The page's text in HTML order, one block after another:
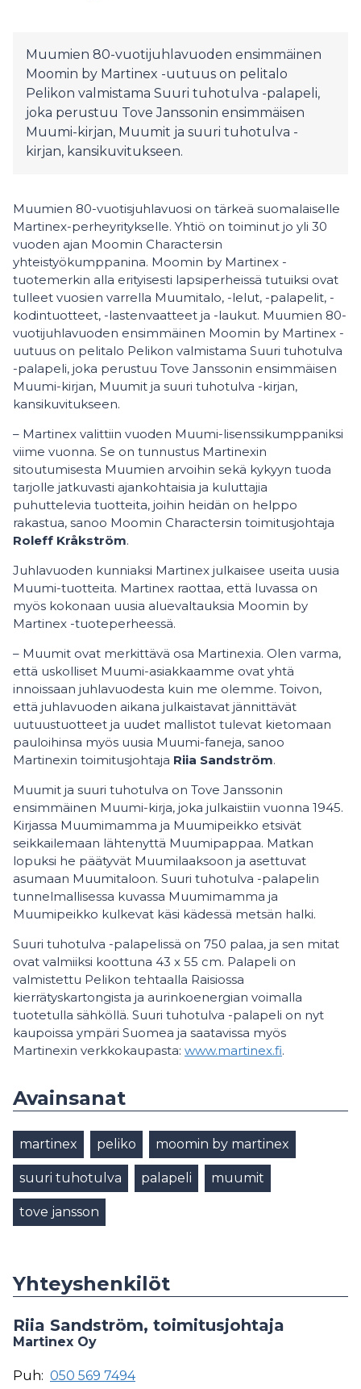
Muumien 80-vuotijuhlavuoden ensimmäinen
Moomin by Martinex -uutuus on pelitalo
Pelikon valmistama Suuri tuhotulva -palapeli,
joka perustuu Tove Janssonin ensimmäisen
Muumi-kirjan, Muumit ja suuri tuhotulva -
kirjan, kansikuvitukseen.
Muumien 80-vuotisjuhlavuosi on tärkeä suomalaiselle
Martinex-perheyritykselle. Yhtiö on toiminut jo yli 30
vuoden ajan Moomin Charactersin
yhteistyökumppanina. Moomin by Martinex -
tuotemerkin alla erityisesti lapsiperheissä tutuiksi ovat
tulleet vuosien varrella Muumitalo, -lelut, -palapelit, -
kodintuotteet, -lastenvaatteet ja -laukut. Muumien 80-
vuotijuhlavuoden ensimmäinen Moomin by Martinex -
uutuus on pelitalo Pelikon valmistama Suuri tuhotulva
-palapeli, joka perustuu Tove Janssonin ensimmäisen
Muumi-kirjan, Muumit ja suuri tuhotulva -kirjan,
kansikuvitukseen.
– Martinex valittiin vuoden Muumi-lisenssikumppaniksi
viime vuonna. Se on tunnustus Martinexin
sitoutumisesta Muumien arvoihin sekä kykyyn tuoda
tarjolle jatkuvasti ajankohtaisia ja kuluttajia
puhuttelevia tuotteita, joihin heidän on helppo
rakastua, sanoo Moomin Charactersin toimitusjohtaja
Roleff Kråkström.
Juhlavuoden kunniaksi Martinex julkaisee useita uusia
Muumi-tuotteita. Martinex raottaa, että luvassa on
myös kokonaan uusia aluevaltauksia Moomin by
Martinex -tuoteperheessä.
– Muumit ovat merkittävä osa Martinexia. Olen varma,
että uskolliset Muumi-asiakkaamme ovat yhtä
innoissaan juhlavuodesta kuin me olemme. Toivon,
että juhlavuoden aikana julkaistavat jännittävät
uutuustuotteet ja uudet mallistot tulevat kietomaan
pauloihinsa myös uusia Muumi-faneja, sanoo
Martinexin toimitusjohtaja Riia Sandström.
Muumit ja suuri tuhotulva on Tove Janssonin
ensimmäinen Muumi-kirja, joka julkaistiin vuonna 1945.
Kirjassa Muumimamma ja Muumipeikko etsivät
seikkailemaan lähtenyttä Muumipappaa. Matkan
lopuksi he päätyvät Muumilaaksoon ja asettuvat
asumaan Muumitaloon. Suuri tuhotulva -palapelin
tunnelmallisessa kuvassa Muumimamma ja
Muumipeikko kulkevat käsi kädessä metsän halki.
Suuri tuhotulva -palapelissä on 750 palaa, ja sen mitat
ovat valmiiksi koottuna 43 x 55 cm. Palapeli on
valmistettu Pelikon tehtaalla Raisiossa
kierrätyskartongista ja aurinkoenergian voimalla
tuotetulla sähköllä. Suuri tuhotulva -palapeli on nyt
kaupoissa ympäri Suomea ja saatavissa myös
Martinexin verkkokaupasta: www.martinex.fi.
Avainsanat
martinex peliko moomin by martinex
suuri tuhotulva palapeli muumit
tove jansson
Yhteyshenkilöt
Riia Sandström, toimitusjohtaja
Martinex Oy
Puh: 050 569 7494